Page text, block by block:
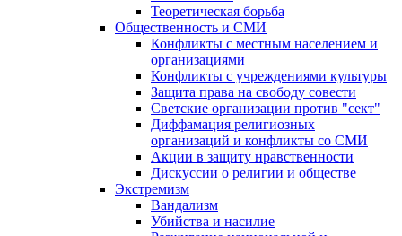
Теоретическая борьба
Общественность и СМИ
Конфликты с местным населением и
организациями
Конфликты с учреждениями культуры
Защита права на свободу совести
Светские организации против "сект"
Диффамация религиозных
организаций и конфликты со СМИ
Акции в защиту нравственности
Дискуссии о религии и обществе
Экстремизм
Вандализм
Убийства и насилие